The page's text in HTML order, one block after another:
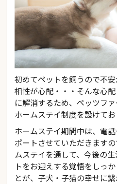
初めてペットを飼うので不
相性が心配・・・そんな心
に解消するため、ペッツフ
ホームステイ制度を設けてお
ホームステイ期間中は、電
ポートさせていただきます
ムステイを通して、今後の
トをお迎えする覚悟をしっ
とが、子犬・子猫の幸せに繋